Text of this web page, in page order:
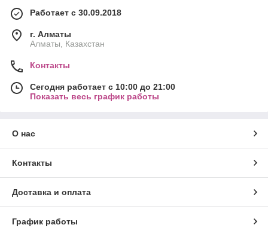
Работает с 30.09.2018
г. Алматы
Алматы, Казахстан
Контакты
Сегодня работает с 10:00 до 21:00
Показать весь график работы
О нас
Контакты
Доставка и оплата
График работы